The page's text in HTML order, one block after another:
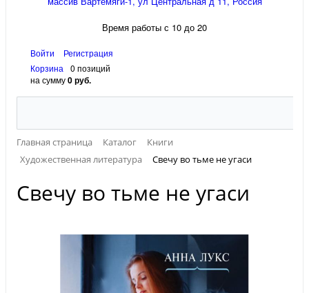
Время работы с 10 до 20
Войти
Регистрация
Корзина
0 позиций
на сумму0 руб.
Главная страница Каталог
Книги
Художественная литература
Свечу во тьме не угаси
Свечу во тьме не угаси